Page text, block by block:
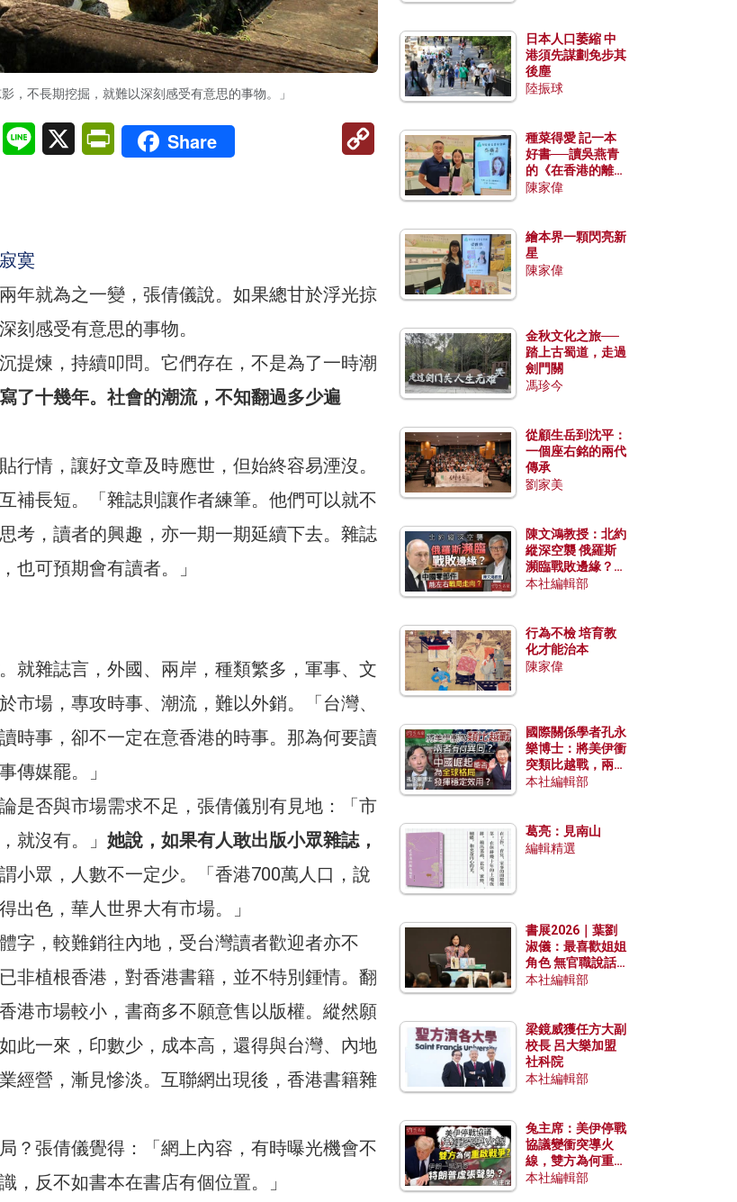
，不長期挖掘，就難以深刻感受有意思的事物。」
LinkedInLine X PrintFriendly
Share
Copy
寞
年就為之一變，張倩儀說。如果總甘於浮光掠
刻感受有意思的事物。
提煉，持續叩問。它們存在，不是為了一時潮
了十幾年。社會的潮流，不知翻過多少遍
行情，讓好文章及時應世，但始終容易湮沒。
補長短。「雜誌則讓作者練筆。他們可以就不
考，讀者的興趣，亦一期一期延續下去。雜誌
也可預期會有讀者。」
就雜誌言，外國、兩岸，種類繁多，軍事、文
市場，專攻時事、潮流，難以外銷。「台灣、
時事，卻不一定在意香港的時事。那為何要讀
傳媒罷。」
是否與市場需求不足，張倩儀別有見地：「市
就沒有。」 她說，如果有人敢出版小眾雜誌，
小眾，人數不一定少。「香港700萬人口，說
出色，華人世界大有市場。」
字，較難銷往內地，受台灣讀者歡迎者亦不
非植根香港，對香港書籍，並不特別鍾情。翻
港市場較小，書商多不願意售以版權。縱然願
此一來，印數少，成本高，還得與台灣、內地
經營，漸見慘淡。互聯網出現後，香港書籍雜
？張倩儀覺得：「網上內容，有時曝光機會不
，反不如書本在書店有個位置。」
日本人口萎縮 中
港須先謀劃免步其
後塵
陸振球
種菜得愛 記一本
好書──讀吳燕青
的《在香港的離島
種菜》
陳家偉
繪本界一顆閃亮新
星
陳家偉
金秋文化之旅──
踏上古蜀道，走過
劍門關
馮珍今
從顧生岳到沈平：
一個座右銘的兩代
傳承
劉家美
陳文鴻教授：北約
縱深空襲 俄羅斯
瀕臨戰敗邊緣？中
國零部件能左右戰
本社編輯部
行為不檢 培育教
化才能治本
陳家偉
國際關係學者孔永
樂博士：將美伊衝
突類比越戰，兩者
有何異同？中國崛
本社編輯部
葛亮：見南山
編輯精選
書展2026｜葉劉
淑儀：最喜歡姐姐
角色 無官職說話
包袱少
本社編輯部
梁鏡威獲任方大副
校長 呂大樂加盟
社科院
本社編輯部
兔主席：美伊停戰
協議變衝突導火
線，雙方為何重啟
戰爭？伊朗一早洞
本社編輯部